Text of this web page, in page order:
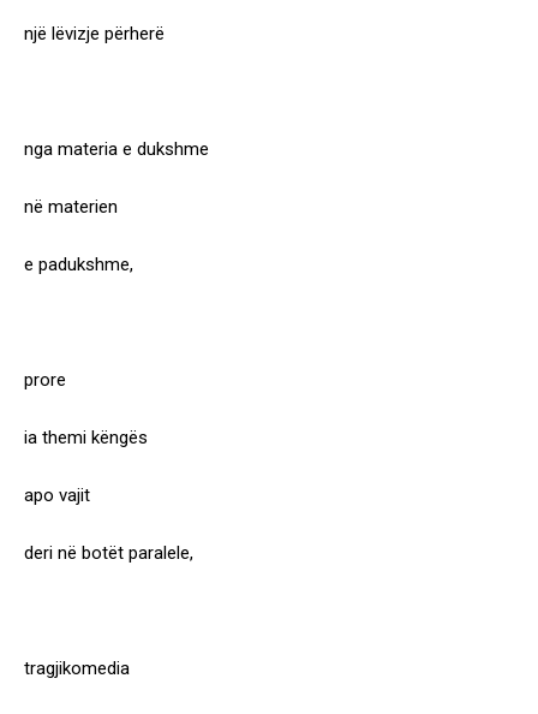
një lëvizje përherë
nga materia e dukshme
në materien
e padukshme,
prore
ia themi këngës
apo vajit
deri në botët paralele,
tragjikomedia